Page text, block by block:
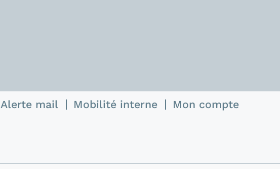
Alerte mail Mobilité interne Mon compte